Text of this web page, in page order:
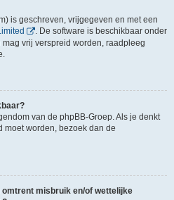
is geschreven, vrijgegeven en met een
. De software is beschikbaar onder
vrij verspreid worden, raadpleeg
van de phpBB-Groep. Als je denkt
moet worden, bezoek dan de
misbruik en/of wettelijke